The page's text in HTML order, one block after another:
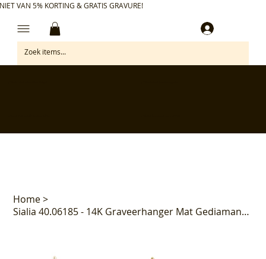
VAN 5% KORTING & GRATIS GRAVURE!
Home>
Sialia 40.06185 - 14K Graveerhanger Mat Gediamanteerd